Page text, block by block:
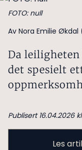
FOTO: null
Av Nora Emilie Økdal
Da
det spesielt
Publisert 16.04.2026
Les